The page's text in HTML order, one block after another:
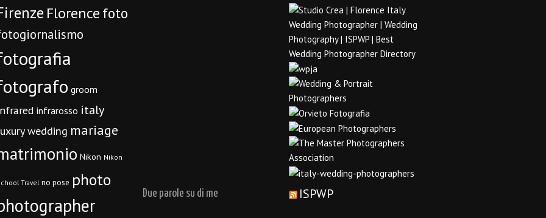
Florencefoto
groom
infrarosso italy
wedding mariage
Nikon Nikon
Travel no pose photo
Due parole su di me ISPWP